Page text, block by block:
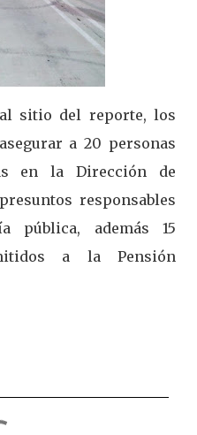
sitio del reporte, los
a 20 personas
en la Dirección de
responsables
además 15
a la Pensión